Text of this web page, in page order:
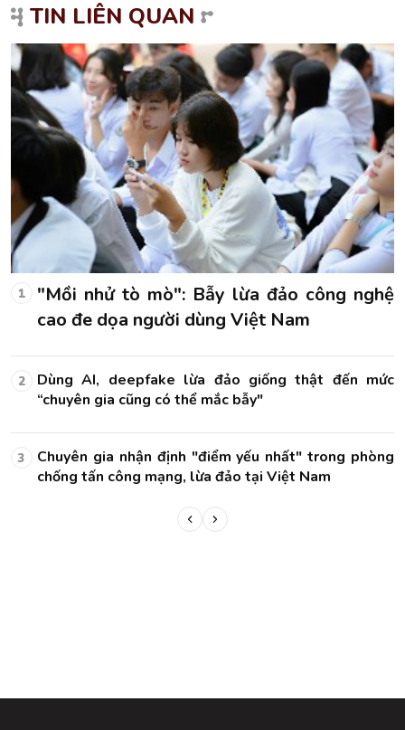
TIN LIÊN QUAN
1
"Mồi nhử tò mò": Bẫy lừa đảo công nghệ
cao đe dọa người dùng Việt Nam
2
Dùng AI, deepfake lừa đảo giống thật đến mức
“chuyên gia cũng có thể mắc bẫy"
3
Chuyên gia nhận định "điểm yếu nhất" trong phòng
chống tấn công mạng, lừa đảo tại Việt Nam